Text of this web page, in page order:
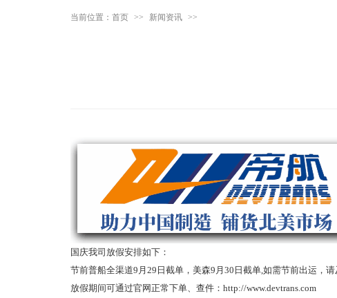
当前位置： 首页 >> 新闻资讯 >>
国庆我司放假安排如下：
节前普船全渠道9月29日截单，美森9月30日截单,如需节前出运，
放假期间可通过官网正常下单、查件：http://www.devtrans.com